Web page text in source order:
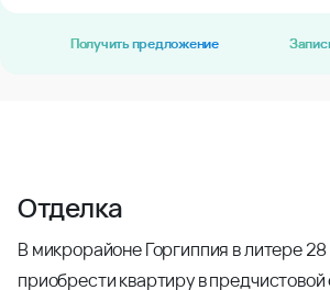
Получить предложение
Отделка
В микрорайоне Горгиппия в литере
приобрести квартиру в